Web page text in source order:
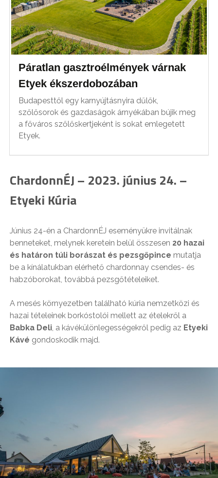
Páratlan gasztroélmények várnak
Etyek ékszerdobozában
Budapesttől egy karnyújtásnyira dűlők,
szőlősorok és gazdaságok árnyékában bújik meg
a főváros szőlőskertjeként is sokat emlegetett
Etyek.
ChardonnÉJ – 2023. június 24. –
Etyeki Kúria
Június 24-én a ChardonnÉJ eseményükre invitálnak
benneteket, melynek keretein belül összesen 20 hazai
és határon túli borászat és pezsgőpince mutatja
be a kínálatukban elérhető chardonnay csendes- és
habzóborokat, továbbá pezsgőtételeiket.
A mesés környezetben található kúria nemzetközi és
hazai tételeinek borkóstolói mellett az ételekről a
Babka Deli, a kávékülönlegességekről pedig az Etyeki
Kávé gondoskodik majd.